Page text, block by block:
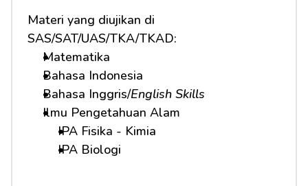
Materi yang diujikan di
SAS/SAT/UAS/TKA/TKAD:
Matematika
Bahasa Indonesia
Bahasa Inggris/English Skills
Ilmu Pengetahuan Alam
IPA Fisika - Kimia
IPA Biologi